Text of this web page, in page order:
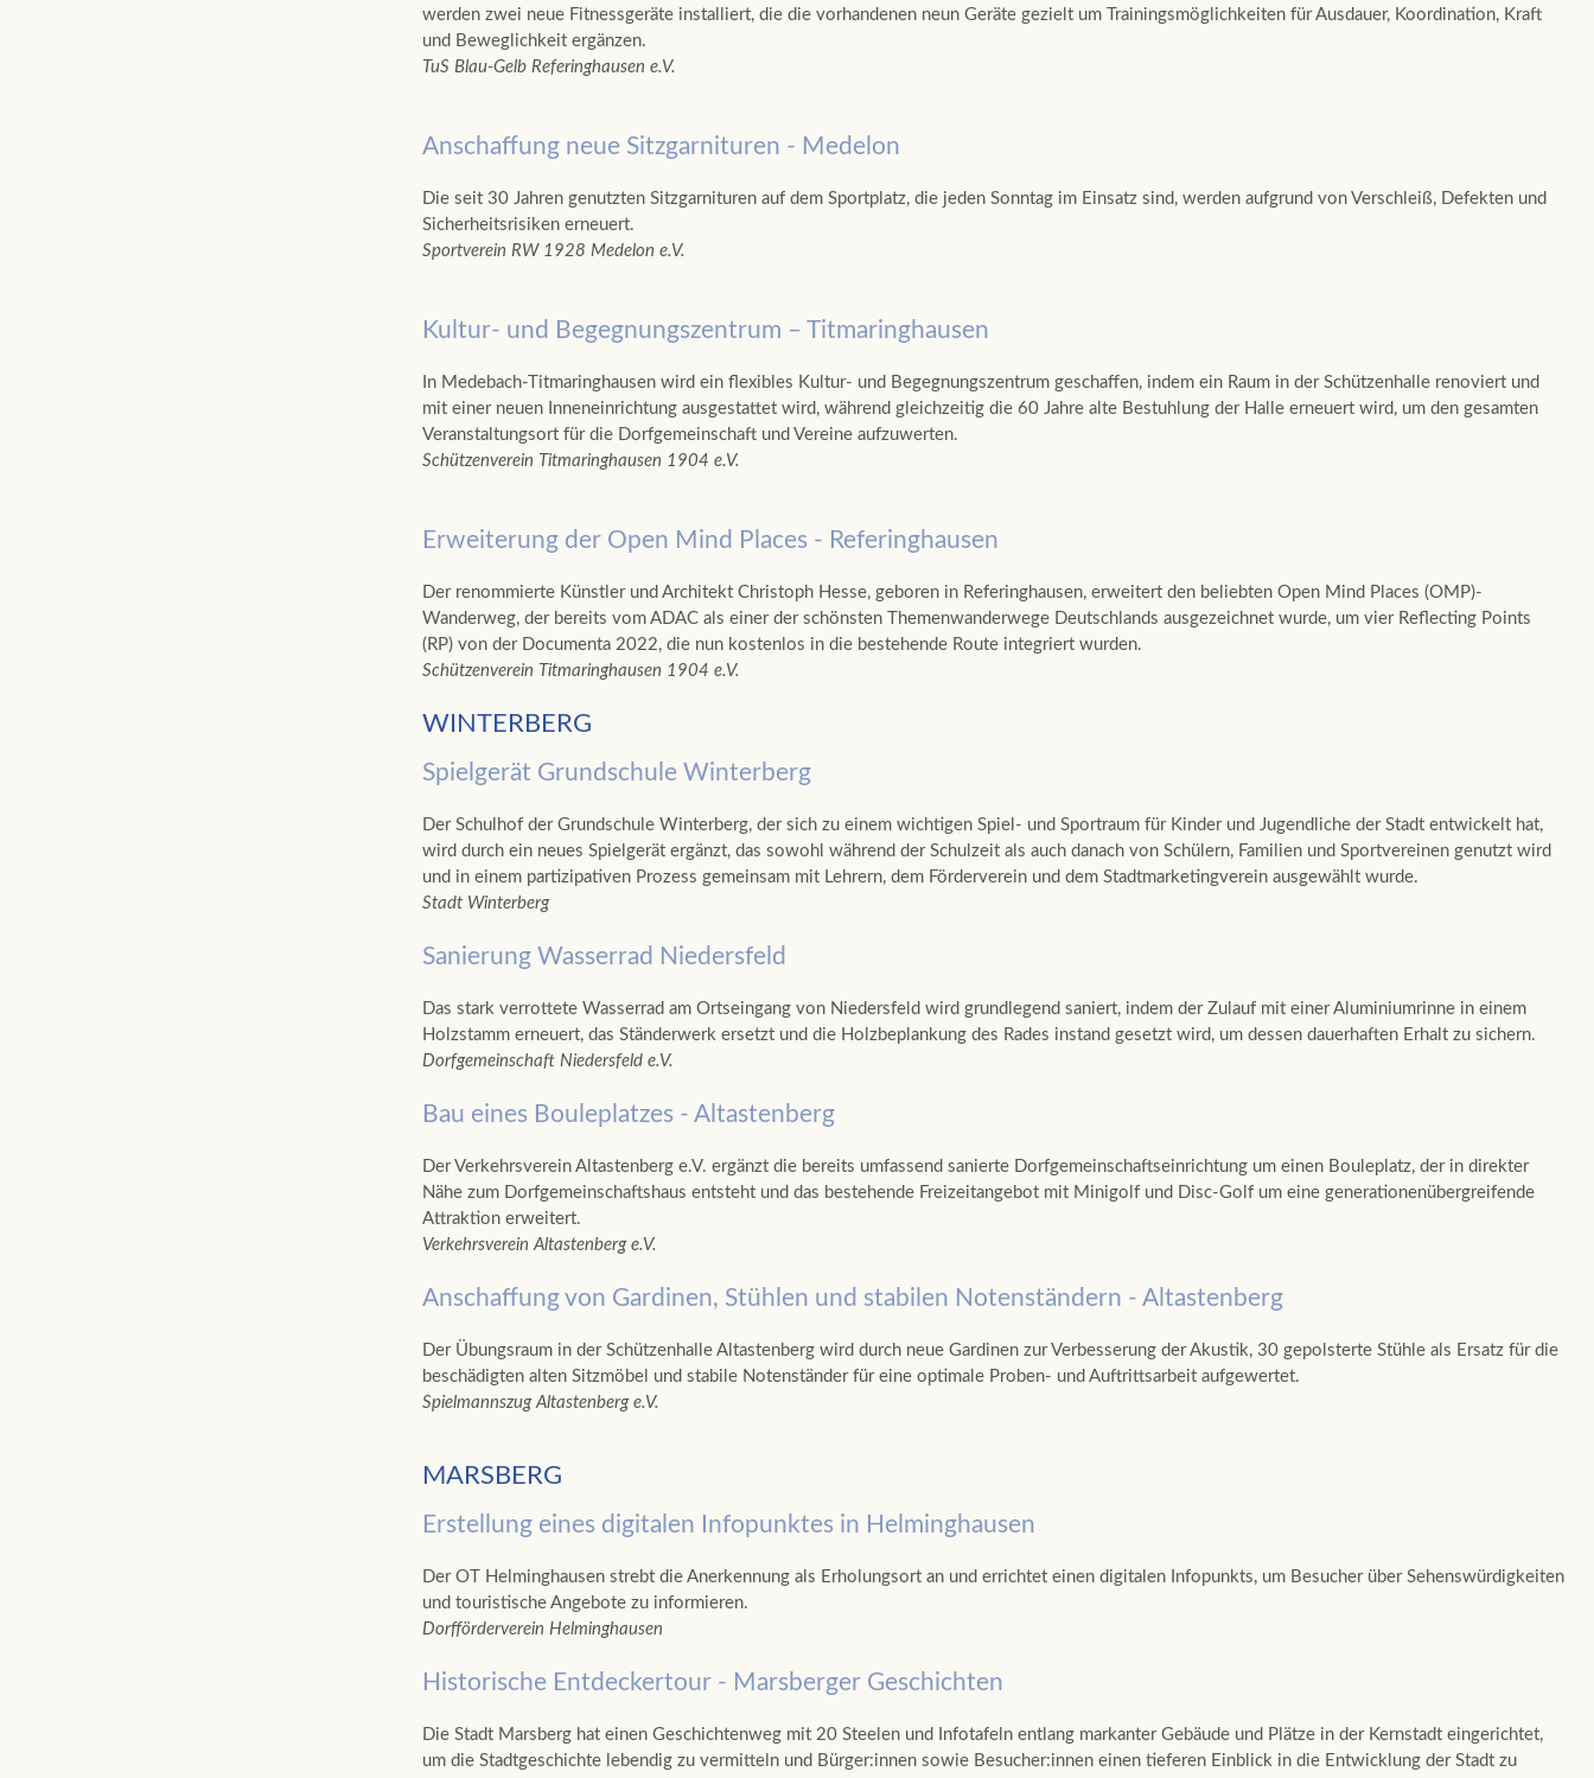
werden zwei neue Fitnessgeräte installiert, die die vorhandenen neun Geräte gezielt um Trainingsmöglichkeiten für Ausdauer, Koordination, Kraft
und Beweglichkeit ergänzen.
TuS Blau-Gelb Referinghausen e.V.
Anschaffung neue Sitzgarnituren - Medelon
Die seit 30 Jahren genutzten Sitzgarnituren auf dem Sportplatz, die jeden Sonntag im Einsatz sind, werden aufgrund von Verschleiß, Defekten und
Sicherheitsrisiken erneuert.
Sportverein RW 1928 Medelon e.V.
Kultur- und Begegnungszentrum – Titmaringhausen
In Medebach-Titmaringhausen wird ein flexibles Kultur- und Begegnungszentrum geschaffen, indem ein Raum in der Schützenhalle renoviert und
mit einer neuen Inneneinrichtung ausgestattet wird, während gleichzeitig die 60 Jahre alte Bestuhlung der Halle erneuert wird, um den gesamten
Veranstaltungsort für die Dorfgemeinschaft und Vereine aufzuwerten.
Schützenverein Titmaringhausen 1904 e.V.
Erweiterung der Open Mind Places - Referinghausen
Der renommierte Künstler und Architekt Christoph Hesse, geboren in Referinghausen, erweitert den beliebten Open Mind Places (OMP)-
Wanderweg, der bereits vom ADAC als einer der schönsten Themenwanderwege Deutschlands ausgezeichnet wurde, um vier Reflecting Points
(RP) von der Documenta 2022, die nun kostenlos in die bestehende Route integriert wurden.
Schützenverein Titmaringhausen 1904 e.V.
WINTERBERG
Spielgerät Grundschule Winterberg
Der Schulhof der Grundschule Winterberg, der sich zu einem wichtigen Spiel- und Sportraum für Kinder und Jugendliche der Stadt entwickelt hat,
wird durch ein neues Spielgerät ergänzt, das sowohl während der Schulzeit als auch danach von Schülern, Familien und Sportvereinen genutzt wird
und in einem partizipativen Prozess gemeinsam mit Lehrern, dem Förderverein und dem Stadtmarketingverein ausgewählt wurde.
Stadt Winterberg
Sanierung Wasserrad Niedersfeld
Das stark verrottete Wasserrad am Ortseingang von Niedersfeld wird grundlegend saniert, indem der Zulauf mit einer Aluminiumrinne in einem
Holzstamm erneuert, das Ständerwerk ersetzt und die Holzbeplankung des Rades instand gesetzt wird, um dessen dauerhaften Erhalt zu sichern.
Dorfgemeinschaft Niedersfeld e.V.
Bau eines Bouleplatzes - Altastenberg
Der Verkehrsverein Altastenberg e.V. ergänzt die bereits umfassend sanierte Dorfgemeinschaftseinrichtung um einen Bouleplatz, der in direkter
Nähe zum Dorfgemeinschaftshaus entsteht und das bestehende Freizeitangebot mit Minigolf und Disc-Golf um eine generationenübergreifende
Attraktion erweitert.
Verkehrsverein Altastenberg e.V.
Anschaffung von Gardinen, Stühlen und stabilen Notenständern - Altastenberg
Der Übungsraum in der Schützenhalle Altastenberg wird durch neue Gardinen zur Verbesserung der Akustik, 30 gepolsterte Stühle als Ersatz für die
beschädigten alten Sitzmöbel und stabile Notenständer für eine optimale Proben- und Auftrittsarbeit aufgewertet.
Spielmannszug Altastenberg e.V.
MARSBERG
Erstellung eines digitalen Infopunktes in Helminghausen
Der OT Helminghausen strebt die Anerkennung als Erholungsort an und errichtet einen digitalen Infopunkts, um Besucher über Sehenswürdigkeiten
und touristische Angebote zu informieren.
Dorfförderverein Helminghausen
Historische Entdeckertour - Marsberger Geschichten
Die Stadt Marsberg hat einen Geschichtenweg mit 20 Steelen und Infotafeln entlang markanter Gebäude und Plätze in der Kernstadt eingerichtet,
um die Stadtgeschichte lebendig zu vermitteln und Bürger:innen sowie Besucher:innen einen tieferen Einblick in die Entwicklung der Stadt zu